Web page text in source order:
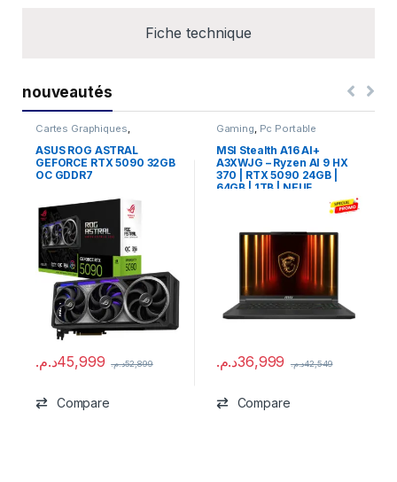
Fiche technique
nouveautés
Cartes Graphiques,
ASUS ROG ASTRAL
GEFORCE RTX 5090 32GB
OC GDDR7
45,999د.م. 52,899د.م.
Compare
Gaming, Pc Portable
MSI Stealth A16 AI+
A3XWJG – Ryzen AI 9 HX
370 | RTX 5090 24GB |
64GB | 1TB | NEUF
36,999د.م. 42,549د.م.
Compare